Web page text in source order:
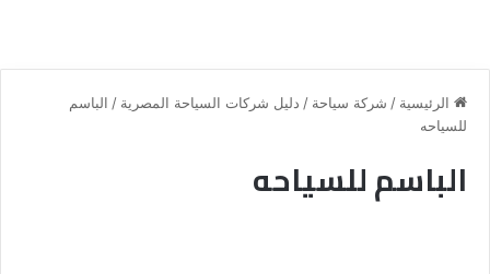
الرئيسية / شركة سياحة / دليل شركات السياحة المصرية / الباسم
للسياحه
الباسم للسياحه